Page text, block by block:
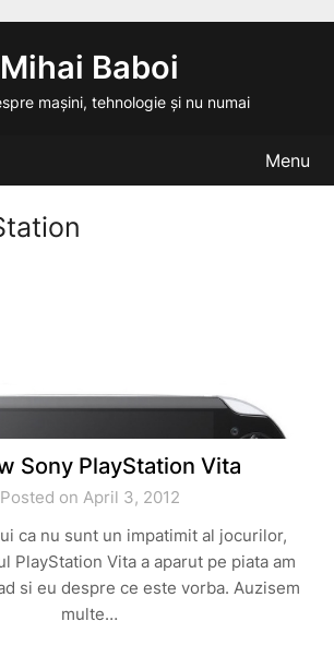
Mihai Baboi
mașini, tehnologie și nu numai
Menu
Sony PlayStation Vita
Posted on April 3, 2012
ca nu sunt un impatimit al jocurilor,
PlayStation Vita a aparut pe piata am
si eu despre ce este vorba. Auzisem
multe…